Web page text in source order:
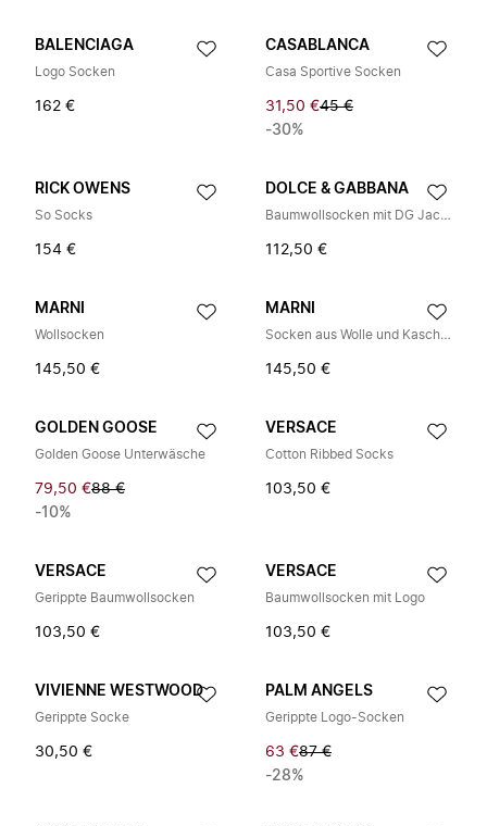
BALENCIAGA
Logo Socken
162 €
CASABLANCA
Casa Sportive Socken
31,50 €45 €
-30%
RICK OWENS
So Socks
154 €
DOLCE & GABBANA
Baumwollsocken mit DG Jacquard-Logo
112,50 €
MARNI
Wollsocken
145,50 €
MARNI
Socken aus Wolle und Kaschmir mit Wappenlogo
145,50 €
GOLDEN GOOSE
Golden Goose Unterwäsche
79,50 €88 €
-10%
VERSACE
Cotton Ribbed Socks
103,50 €
VERSACE
Gerippte Baumwollsocken
103,50 €
VERSACE
Baumwollsocken mit Logo
103,50 €
VIVIENNE WESTWOOD
Gerippte Socke
30,50 €
PALM ANGELS
Gerippte Logo-Socken
63 €87 €
-28%